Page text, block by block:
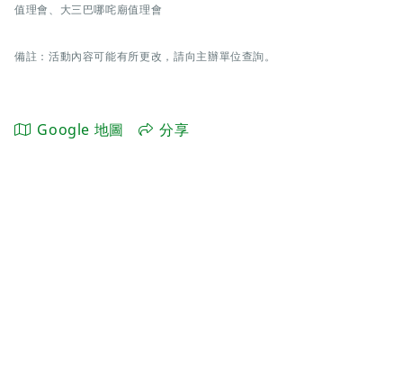
值理會、大三巴哪咤廟值理會
備註：活動內容可能有所更改，請向主辦單位查詢。
Google 地圖 分享